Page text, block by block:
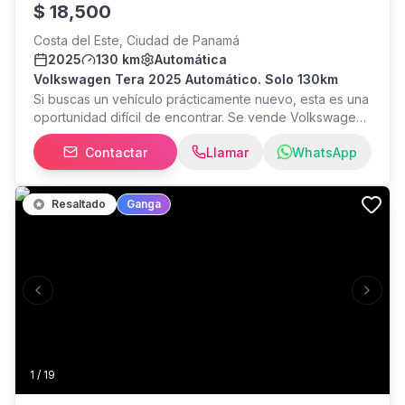
$ 18,500
Costa del Este, Ciudad de Panamá
2025
130 km
Automática
Volkswagen Tera 2025 Automático. Solo 130km
Si buscas un vehículo prácticamente nuevo, esta es una
oportunidad difícil de encontrar. Se vende Volkswagen
Tera 2025, - transmisión automática, - color rojo, - con
únicamente130 km de recorrido. - El vehículo está en
estado de agencia - Se vende únicamente porque el
propietario salió del país. No se vende por problemas
mecánicos ni accidentes. - Entrega inmediata, una
Contactar Llamar WhatsApp
1 / 19
Previous slide Next
Resaltado Ganga